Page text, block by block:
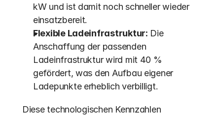
kW und ist damit noch schneller wieder
einsatzbereit.
Flexible Ladeinfrastruktur: Die
Anschaffung der passenden
Ladeinfrastruktur wird mit 40 %
gefördert, was den Aufbau eigener
Ladepunkte erheblich verbilligt.
Diese technologischen Kennzahlen